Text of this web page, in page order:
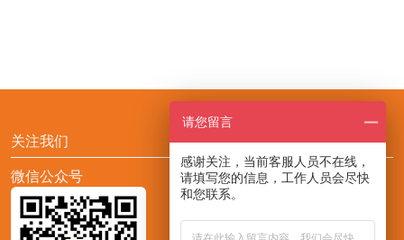
关注我们
微信公众号
添加CCF展会助手小F
请您留言
感谢关注，当前客服人员不在线，
请填写您的信息，工作人员会尽快
和您联系。